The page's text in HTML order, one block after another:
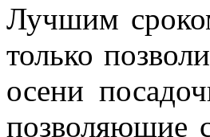
Лучшим
только
осени
позволяющие